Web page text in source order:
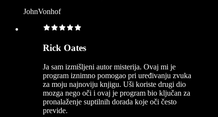
JohnVonhof
Rick Oates
Ja sam izmišljeni autor misterija. Ovaj mi je
program iznimno pomogao pri uređivanju zvuka
za moju najnoviju knjigu. Uši koriste drugi dio
mozga nego oči i ovaj je program bio ključan za
pronalaženje suptilnih dorada koje oči često
previde.